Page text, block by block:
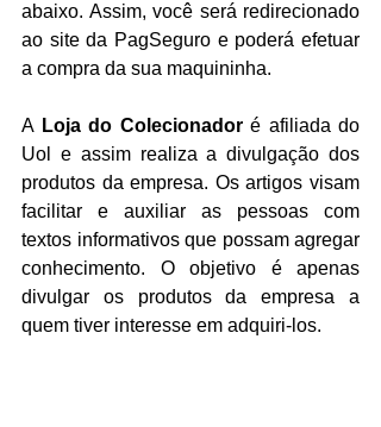
abaixo. Assim, você será redirecionado
ao site da PagSeguro e poderá efetuar
a compra da sua maquininha.
A Loja do Colecionador é afiliada do
Uol e assim realiza a divulgação dos
produtos da empresa. Os artigos visam
facilitar e auxiliar as pessoas com
textos informativos que possam agregar
conhecimento. O objetivo é apenas
divulgar os produtos da empresa a
quem tiver interesse em adquiri-los.